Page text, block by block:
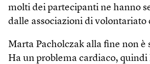
molti dei partecipanti ne hanno
dalle associazioni di volontariato
Marta Pacholczak alla fine non è
Ha un problema cardiaco,